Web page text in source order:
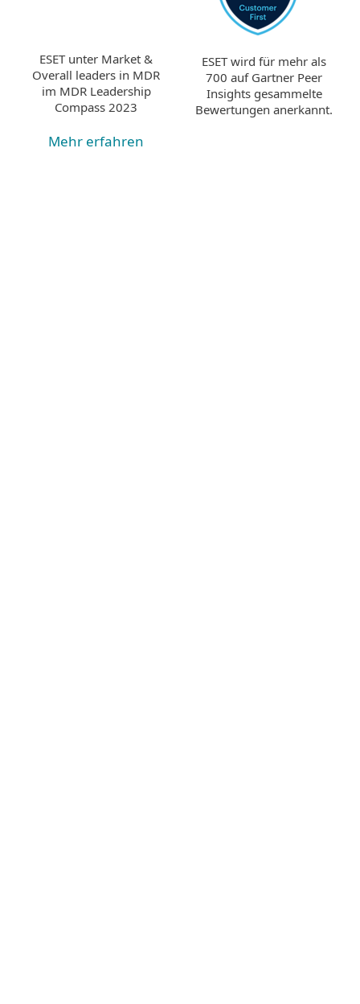
ESET unter Market &
Overall leaders in MDR
im MDR Leadership
Compass 2023
Mehr erfahren
ESET wird für mehr als
700 auf Gartner Peer
Insights gesammelte
Bewertungen anerkannt.